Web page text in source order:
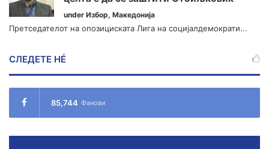
under Избор, Македонија
Претседателот на опозициската Лига на социјалдемократи...
СЛЕДЕТЕ НÉ
85,744 Фанови